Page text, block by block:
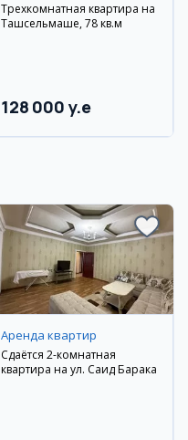
Трехкомнатная квартира на
Ташсельмаше, 78 кв.м
128 000 y.e
Аренда квартир
Сдаётся 2-комнатная
квартира на ул. Саид Барака